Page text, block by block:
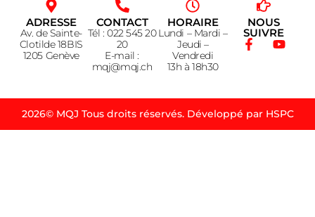
ADRESSE
Av. de Sainte-
Clotilde 18BIS
1205 Genève
CONTACT
Tél : 022 545 20
20
E-mail :
mqj@mqj.ch
HORAIRE
Lundi – Mardi –
Jeudi –
Vendredi
13h à 18h30
NOUS
SUIVRE
2026© MQJ Tous droits réservés. Développé par HSPC